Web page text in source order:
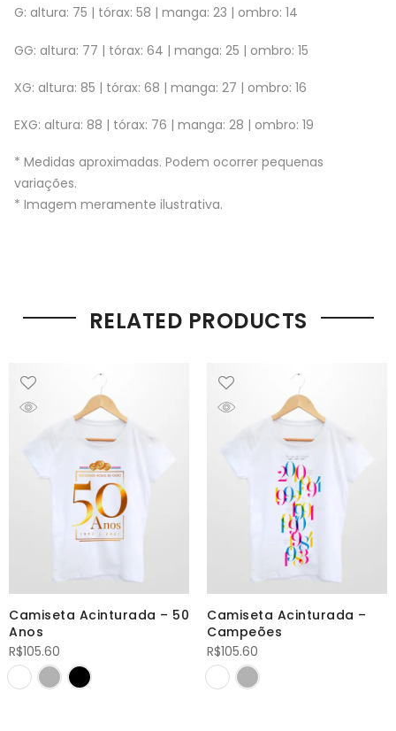
G: altura: 75 | tórax: 58 | manga: 23 | ombro: 14
GG: altura: 77 | tórax: 64 | manga: 25 | ombro: 15
XG: altura: 85 | tórax: 68 | manga: 27 | ombro: 16
EXG: altura: 88 | tórax: 76 | manga: 28 | ombro: 19
* Medidas aproximadas. Podem ocorrer pequenas
variações.
* Imagem meramente ilustrativa.
RELATED PRODUCTS
Camiseta Acinturada – 50
Anos
R$105.60
Camiseta Acinturada –
Campeões
R$105.60